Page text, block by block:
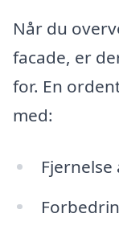
Når du
facade, er
for. En
med: